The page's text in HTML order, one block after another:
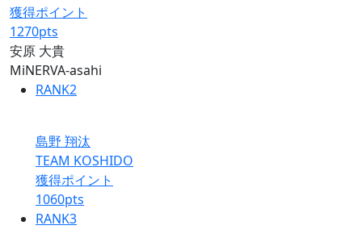
獲得ポイント
1270pts
安原 大貴
MiNERVA-asahi
RANK2
島野 翔汰
TEAM KOSHIDO
獲得ポイント
1060pts
RANK3